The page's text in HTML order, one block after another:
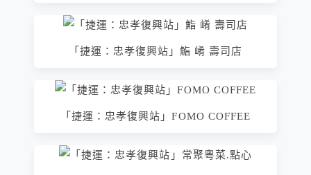
「捷運：忠孝復興站」鮨 崤 壽司店
「捷運：忠孝復興站」FOMO COFFEE